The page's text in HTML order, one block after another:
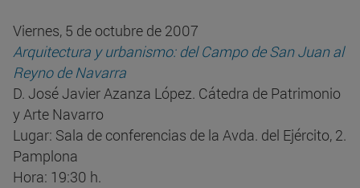
Viernes, 5 de octubre de 2007
Arquitectura y urbanismo: del Campo de San Juan al
Reyno de Navarra
D. José Javier Azanza López. Cátedra de Patrimonio
y Arte Navarro
Lugar: Sala de conferencias de la Avda. del Ejército, 2.
Pamplona
Hora: 19:30 h.